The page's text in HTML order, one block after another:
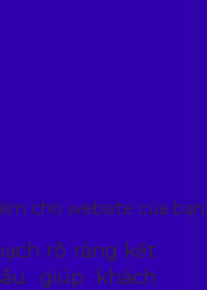
cho website của bạn
rõ ràng kết
giúp khách